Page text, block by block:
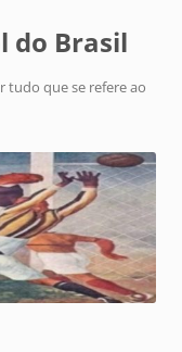
do Brasil
tudo que se refere ao